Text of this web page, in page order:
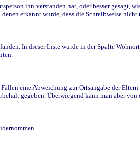
ihn verstanden hat, oder besser gesagt,
erkannt wurde, dass die Schreibweise
In dieser Liste wurde in der Spalte
eine Abweichung zur Ortsangabe der
gegeben. Überwiegend kann man aber von